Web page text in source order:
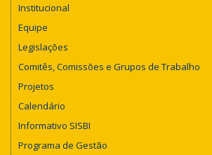
Institucional
Equipe
Legislações
Comitês, Comissões e Grupos de Trabalho
Projetos
Calendário
Informativo SISBI
Programa de Gestão